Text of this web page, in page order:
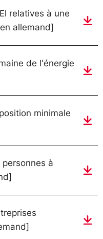
relatives à une
allemand]
de l'énergie
minimale
personnes à